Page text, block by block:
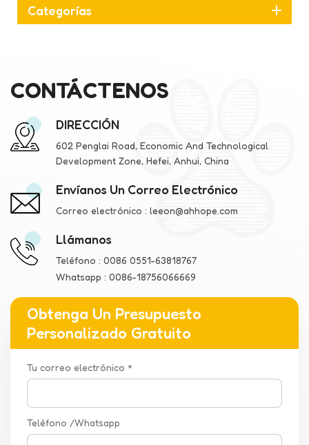
Categorías
CONTÁCTENOS
DIRECCIÓN
602 Penglai Road, Economic And Technological
Development Zone, Hefei, Anhui, China
Envíanos Un Correo Electrónico
Correo electrónico : leeon@ahhope.com
Llámanos
Teléfono : 0086 0551-63818767
Whatsapp : 0086-18756066669
Obtenga Un Presupuesto
Personalizado Gratuito
Tu correo electrónico *
Teléfono /Whatsapp